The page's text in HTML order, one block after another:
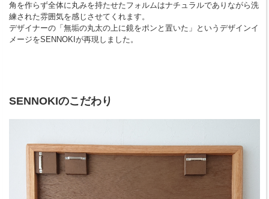
角を作らず全体に丸みを持たせたフォルムはナチュラルでありながら洗
練された雰囲気を感じさせてくれます。
デザイナーの「無垢の丸太の上に鏡をポンと置いた」というデザインイ
メージをSENNOKIが再現しました。
SENNOKIのこだわり